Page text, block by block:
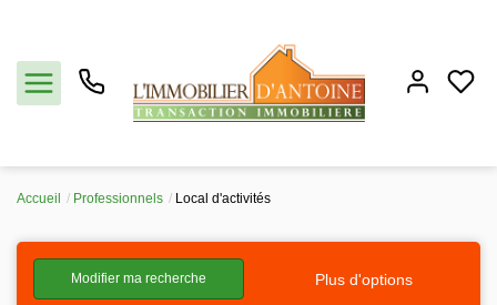
Vendre
Accueil Professionnels Local d'activités
Modifier ma recherche Plus d'options